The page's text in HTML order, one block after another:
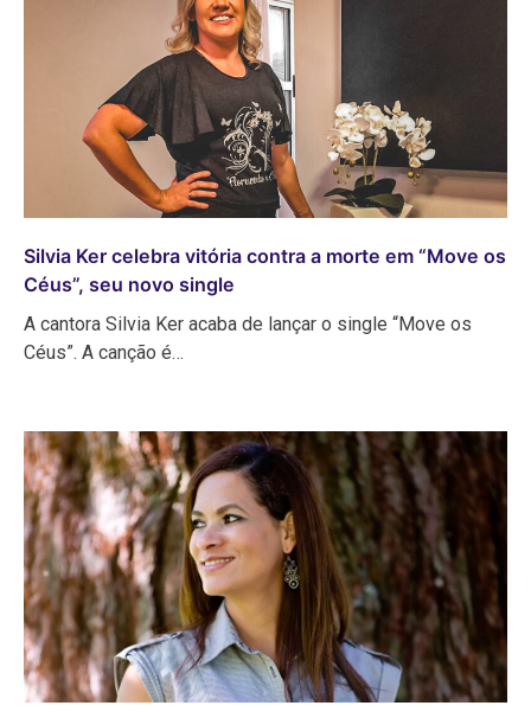
Silvia Ker celebra vitória contra a morte em “Move os
Céus”, seu novo single
A cantora Silvia Ker acaba de lançar o single “Move os
Céus”. A canção é…